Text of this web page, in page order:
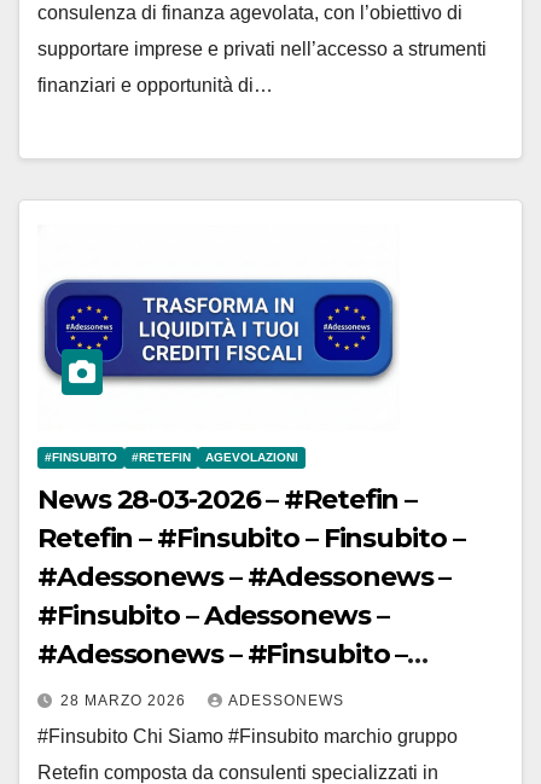
consulenza di finanza agevolata, con l’obiettivo di
supportare imprese e privati nell’accesso a strumenti
finanziari e opportunità di…
#FINSUBITO #RETEFIN AGEVOLAZIONI
News 28-03-2026 – #Retefin –
Retefin – #Finsubito – Finsubito –
#Adessonews – #Adessonews –
#Finsubito – Adessonews –
#Adessonews – #Finsubito –
Adessonews
28 MARZO 2026 ADESSONEWS
#Finsubito Chi Siamo #Finsubito marchio gruppo
Retefin composta da consulenti specializzati in